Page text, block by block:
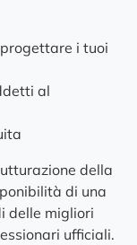
i tuoi
al
della
di una
delle migliori
ufficiali.